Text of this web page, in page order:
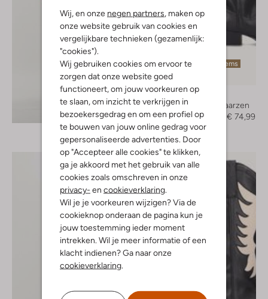
Wij, en onze negen partners , maken op
onze website gebruik van cookies en
vergelijkbare technieken (gezamenlijk:
"cookies").
Wij gebruiken cookies om ervoor te
zorgen dat onze website goed
functioneert, om jouw voorkeuren op
te slaan, om inzicht te verkrijgen in
bezoekersgedrag en om een profiel op
te bouwen van jouw online gedrag voor
gepersonaliseerde advertenties. Door
op "Accepteer alle cookies" te klikken,
ga je akkoord met het gebruik van alle
cookies zoals omschreven in onze
privacy- en cookieverklaring
Wil je je voorkeuren wijzigen? Via de
cookieknop onderaan de pagina kun je
jouw toestemming ieder moment
intrekken. Wil je meer informatie of een
klacht indienen? Ga naar onze
cookieverklaring
Ontdek de look
Laatste items
Omoda
Cowboylaarzen
€ 149,95
€ 74,99